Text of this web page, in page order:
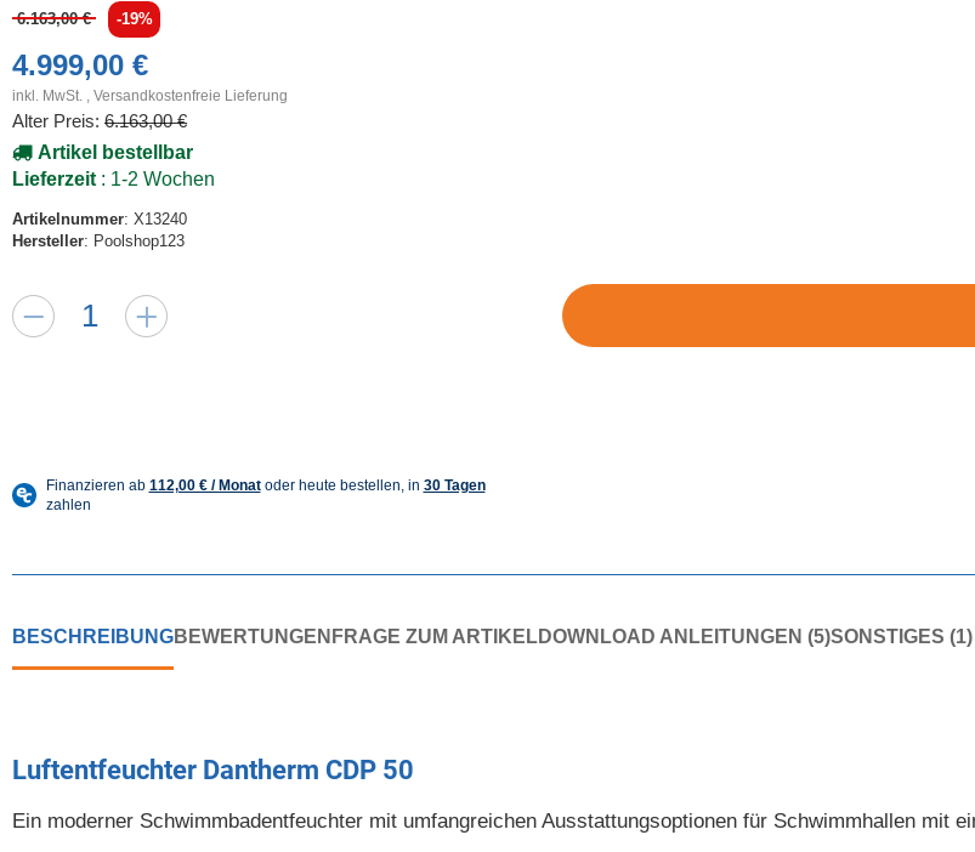
6.163,00 € -19%
4.999,00 €
inkl. MwSt. , Versandkostenfreie Lieferung
Alter Preis: 6.163,00 €
Artikel bestellbar
Lieferzeit : 1-2 Wochen
Artikelnummer: X13240
Hersteller: Poolshop123
BESCHREIBUNGBEWERTUNGENFRAGE ZUM ARTIKELDOWNLOAD ANLEITUNGEN (5)SONSTIGES (1)
Luftentfeuchter Dantherm CDP 50
Ein moderner Schwimmbadentfeuchter mit umfangreichen Ausstattungsoptionen für Schwimmhallen mit